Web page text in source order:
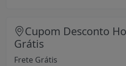
Cupom Desconto
Grátis
Frete Grátis